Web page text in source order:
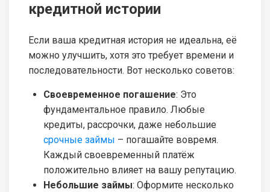
кредитной истории
Если ваша кредитная история не идеальна, её
можно улучшить, хотя это требует времени и
последовательности. Вот несколько советов:
Своевременное погашение: Это
фундаментальное правило. Любые
кредиты, рассрочки, даже небольшие
срочные займы – погашайте вовремя.
Каждый своевременный платёж
положительно влияет на вашу репутацию.
Небольшие займы: Оформите несколько